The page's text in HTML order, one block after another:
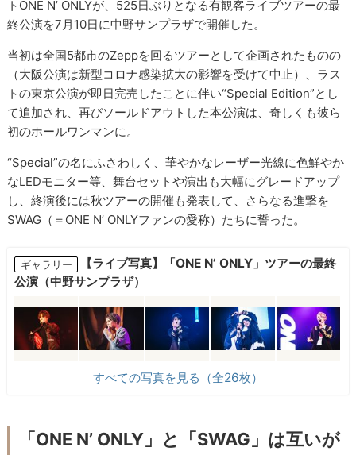
トONE N’ ONLYが、525日ぶりとなる有観客ライブツアーの最
終公演を7月10日に中野サンプラザで開催した。
当初は全国5都市のZeppを回るツアーとして企画されたものの
（大阪公演は新型コロナ感染拡大の影響を受けて中止）、ラス
トの東京公演が即日完売したことに伴い“Special Edition”とし
て追加され、再びソールドアウトした本公演は、奇しくも彼ら
初のホールワンマンに。
“Special”の名にふさわしく、華やかなレーザー光線に色鮮やか
なLEDモニター等、舞台セットや演出も大幅にグレードアップ
し、終演後には秋ツアーの開催も発表して、さらなる進撃を
SWAG（＝ONE N’ ONLYファンの愛称）たちに誓った。
ギャラリー
【ライブ写真】「ONE N’ ONLY」ツアーの最終
公演（中野サンプラザ）
すべての写真を見る（全26枚）
「ONE N’ ONLY」と「SWAG」は互いが